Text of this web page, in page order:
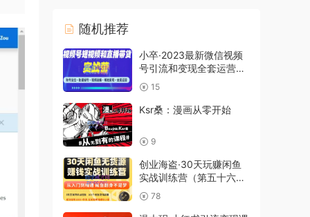
随机推荐
小卒·2023最新微信视频
号引流和变现全套运营实
战课程，价值2980元
15
Ksr桑：漫画从零开始
9
创业海盗·30天玩赚闲鱼
实战训练营（第五十六
期），价值3998元
78